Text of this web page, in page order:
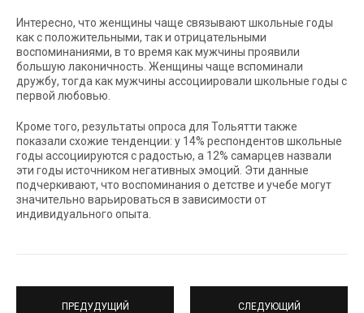
Интересно, что женщины чаще связывают школьные годы
как с положительными, так и отрицательными
воспоминаниями, в то время как мужчины проявили
большую лаконичность. Женщины чаще вспоминали
дружбу, тогда как мужчины ассоциировали школьные годы с
первой любовью.
Кроме того, результаты опроса для Тольятти также
показали схожие тенденции: у 14% респондентов школьные
годы ассоциируются с радостью, а 12% самарцев назвали
эти годы источником негативных эмоций. Эти данные
подчеркивают, что воспоминания о детстве и учебе могут
значительно варьироваться в зависимости от
индивидуального опыта.
ПРЕДУДУЩИЙ СЛЕДУЮЩИЙ